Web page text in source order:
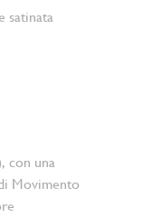
satinata
con una
Movimento